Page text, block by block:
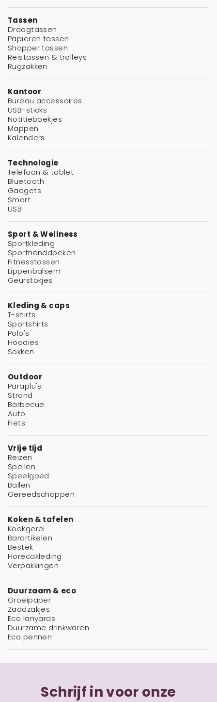
Tassen
Draagtassen
Papieren tassen
Shopper tassen
Reistassen & trolleys
Rugzakken
Kantoor
Bureau accessoires
USB-sticks
Notitieboekjes
Mappen
Kalenders
Technologie
Telefoon & tablet
Bluetooth
Gadgets
Smart
USB
Sport & Wellness
Sportkleding
Sporthanddoeken
Fitnesstassen
Lippenbalsem
Geurstokjes
Kleding & caps
T-shirts
Sportshirts
Polo's
Hoodies
Sokken
Outdoor
Paraplu's
Strand
Barbecue
Auto
Fiets
Vrije tijd
Reizen
Spellen
Speelgoed
Ballen
Gereedschappen
Koken & tafelen
Kookgerei
Barartikelen
Bestek
Horecakleding
Verpakkingen
Duurzaam & eco
Groeipaper
Zaadzakjes
Eco lanyards
Duurzame drinkwaren
Eco pennen
Schrijf in voor onze